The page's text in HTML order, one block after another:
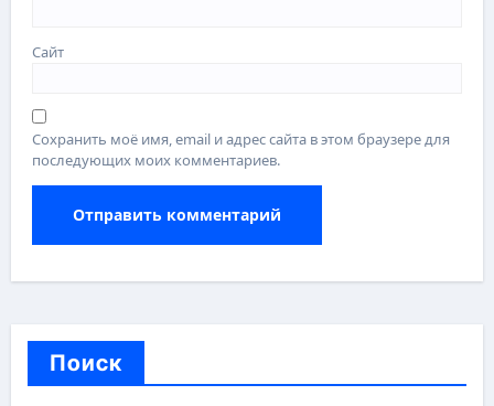
Сайт
Сохранить моё имя, email и адрес сайта в этом браузере для
последующих моих комментариев.
Поиск